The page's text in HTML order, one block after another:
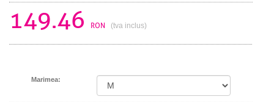
149.46 RON (tva inclus)
Marimea: